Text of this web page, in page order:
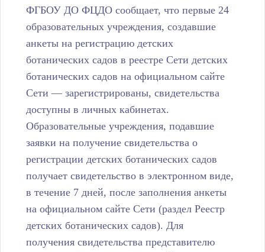
ФГБОУ ДО ФЦДО сообщает, что первые 24
образовательных учреждения, создавшие
анкеты на регистрацию детских
ботанических садов в реестре Сети детских
ботанических садов на официальном сайте
Сети — зарегистрированы, свидетельства
доступны в личных кабинетах.
Образовательные учреждения, подавшие
заявки на получение свидетельства о
регистрации детских ботанических садов
получает свидетельство в электронном виде,
в течение 7 дней, после заполнения анкеты
на официальном сайте Сети (раздел Реестр
детских ботанических садов). Для
получения свидетельства представителю